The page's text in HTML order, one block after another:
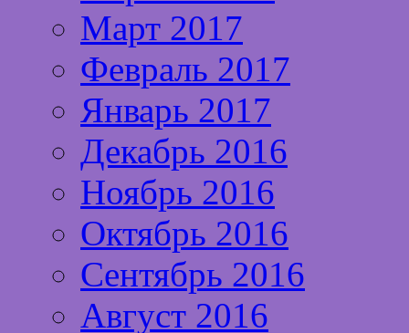
Март 2017
Февраль 2017
Январь 2017
Декабрь 2016
Ноябрь 2016
Октябрь 2016
Сентябрь 2016
Август 2016